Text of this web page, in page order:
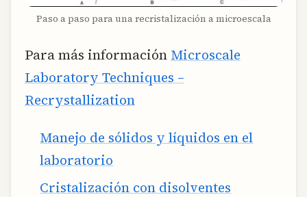
Paso a paso para una recristalización a microescala
Para más información Microscale
Laboratory Techniques –
Recrystallization
Manejo de sólidos y líquidos en el
laboratorio
Cristalización con disolventes